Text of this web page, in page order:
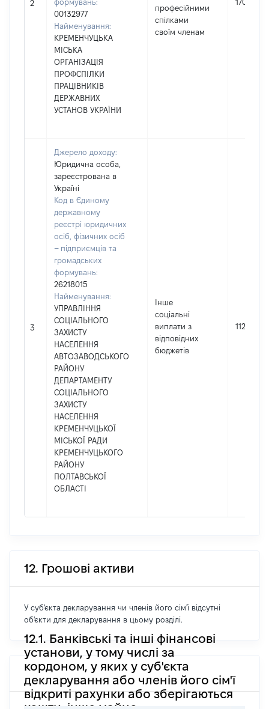
2
формувань:
00132977
Найменування:
КРЕМЕНЧУЦЬКА
МІСЬКА
ОРГАНІЗАЦІЯ
ПРОФСПІЛКИ
ПРАЦІВНИКІВ
ДЕРЖАВНИХ
УСТАНОВ УКРАЇНИ
професійними
спілками
своїм членам
1700
3
Джерело доходу:
Юридична особа,
зареєстрована в
Україні
Код в Єдиному
державному
реєстрі юридичних
осіб, фізичних осіб
– підприємців та
громадських
формувань:
26218015
Найменування:
УПРАВЛІННЯ
СОЦІАЛЬНОГО
ЗАХИСТУ
НАСЕЛЕННЯ
АВТОЗАВОДСЬКОГО
РАЙОНУ
ДЕПАРТАМЕНТУ
СОЦІАЛЬНОГО
ЗАХИСТУ
НАСЕЛЕННЯ
КРЕМЕНЧУЦЬКОЇ
МІСЬКОЇ РАДИ
КРЕМЕНЧУЦЬКОГО
РАЙОНУ
ПОЛТАВСЬКОЇ
ОБЛАСТІ
Інше
соціальні
виплати з
відповідних
бюджетів
11285
12. Грошові активи
У суб'єкта декларування чи членів його сім'ї відсутні
об'єкти для декларування в цьому розділі.
12.1. Банківські та інші фінансові
установи, у тому числі за
кордоном, у яких у суб'єкта
декларування або членів його сім'ї
відкриті рахунки або зберігаються